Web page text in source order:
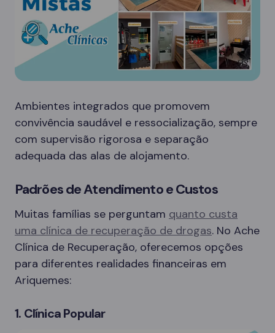
Ambientes integrados que promovem
convivência saudável e ressocialização, sempre
com supervisão rigorosa e separação
adequada das alas de alojamento.
Padrões de Atendimento e Custos
Muitas famílias se perguntam quanto custa
uma clínica de recuperação de drogas. No Ache
Clínica de Recuperação, oferecemos opções
para diferentes realidades financeiras em
Ariquemes:
1. Clínica Popular